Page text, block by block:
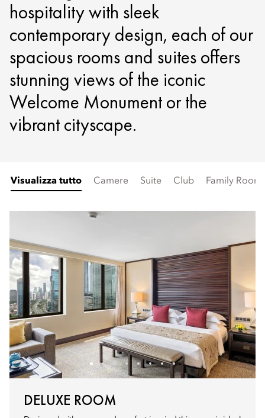
hospitality with sleek
contemporary design, each of our
spacious rooms and suites offers
stunning views of the iconic
Welcome Monument or the
vibrant cityscape.
Visualizza tutto Camere Suite Club Family
DELUXE ROOM